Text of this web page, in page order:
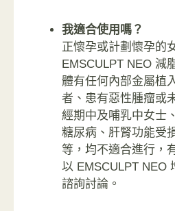
我適合使用嗎？
正懷孕或計劃懷孕的
EMSCULPT NEO 減
體有任何內部金屬植
者、患有惡性腫瘤或
經期中及哺乳中女士
糖尿病、肝腎功能受
等，均不適合進行，
以 EMSCULPT NEO
諮詢討論。